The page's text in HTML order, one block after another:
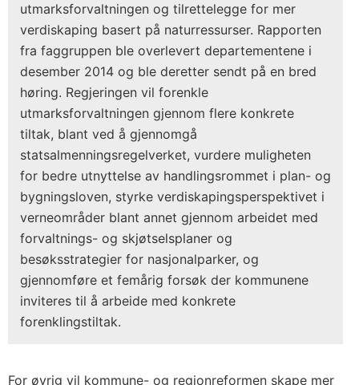
utmarksforvaltningen og tilrettelegge for mer
verdiskaping basert på naturressurser. Rapporten
fra faggruppen ble overlevert departementene i
desember 2014 og ble deretter sendt på en bred
høring. Regjeringen vil forenkle
utmarksforvaltningen gjennom flere konkrete
tiltak, blant ved å gjennomgå
statsalmenningsregelverket, vurdere muligheten
for bedre utnyttelse av handlingsrommet i plan- og
bygningsloven, styrke verdiskapingsperspektivet i
verneområder blant annet gjennom arbeidet med
forvaltnings- og skjøtselsplaner og
besøksstrategier for nasjonalparker, og
gjennomføre et femårig forsøk der kommunene
inviteres til å arbeide med konkrete
forenklingstiltak.
For øvrig vil kommune- og regionreformen skape mer